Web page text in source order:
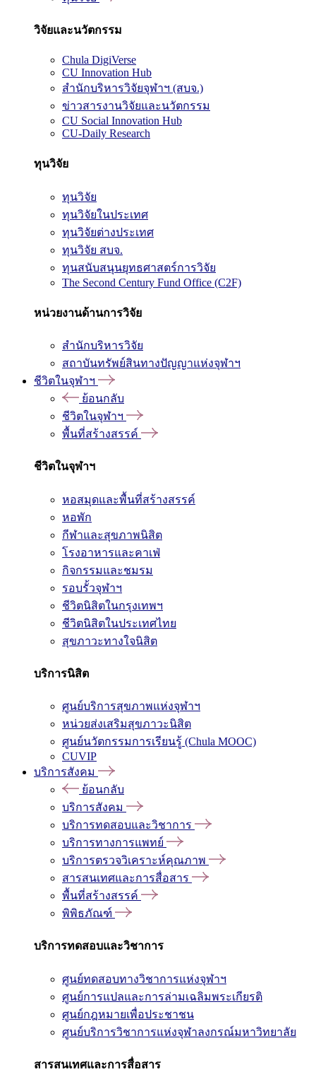
วิจัยและนวัตกรรม
Chula DigiVerse
CU Innovation Hub
สำนักบริหารวิจัยจุฬาฯ (สบจ.)
ข่าวสารงานวิจัยและนวัตกรรม
CU Social Innovation Hub
CU-Daily Research
ทุนวิจัย
ทุนวิจัย
ทุนวิจัยในประเทศ
ทุนวิจัยต่างประเทศ
ทุนวิจัย สบจ.
ทุนสนับสนุนยุทธศาสตร์การวิจัย
The Second Century Fund Office (C2F)
หน่วยงานด้านการวิจัย
สำนักบริหารวิจัย
สถาบันทรัพย์สินทางปัญญาแห่งจุฬาฯ
ชีวิตในจุฬาฯ
ย้อนกลับ
ชีวิตในจุฬาฯ
พื้นที่สร้างสรรค์
ชีวิตในจุฬาฯ
หอสมุดและพื้นที่สร้างสรรค์
หอพัก
กีฬาและสุขภาพนิสิต
โรงอาหารและคาเฟ่
กิจกรรมและชมรม
รอบรั้วจุฬาฯ
ชีวิตนิสิตในกรุงเทพฯ
ชีวิตนิสิตในประเทศไทย
สุขภาวะทางใจนิสิต
บริการนิสิต
ศูนย์บริการสุขภาพแห่งจุฬาฯ
หน่วยส่งเสริมสุขภาวะนิสิต
ศูนย์นวัตกรรมการเรียนรู้ (Chula MOOC)
CUVIP
บริการสังคม
ย้อนกลับ
บริการสังคม
บริการทดสอบและวิชาการ
บริการทางการแพทย์
บริการตรวจวิเคราะห์คุณภาพ
สารสนเทศและการสื่อสาร
พื้นที่สร้างสรรค์
พิพิธภัณฑ์
บริการทดสอบและวิชาการ
ศูนย์ทดสอบทางวิชาการแห่งจุฬาฯ
ศูนย์การแปลและการล่ามเฉลิมพระเกียรติ
ศูนย์กฎหมายเพื่อประชาชน
ศูนย์บริการวิชาการแห่งจุฬาลงกรณ์มหาวิทยาลัย
สารสนเทศและการสื่อสาร